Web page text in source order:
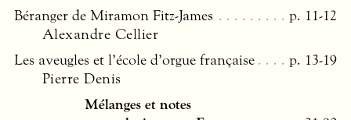
Béranger de Miramon Fitz-James
p. 11-12
Alexandre Cellier
Les aveugles et l’école d’orgue française
p. 13-19
Pierre Denis
Mélanges et notes